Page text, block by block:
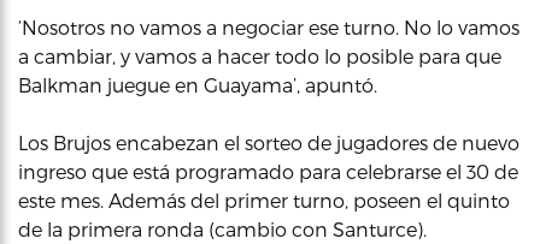
‘Nosotros no vamos a negociar ese turno. No lo vamos
a cambiar, y vamos a hacer todo lo posible para que
Balkman juegue en Guayama’, apuntó.
Los Brujos encabezan el sorteo de jugadores de nuevo
ingreso que está programado para celebrarse el 30 de
este mes. Además del primer turno, poseen el quinto
de la primera ronda (cambio con Santurce).